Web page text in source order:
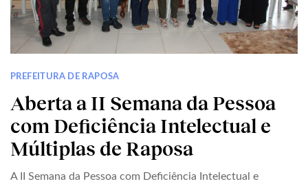
PREFEITURA DE RAPOSA
Aberta a II Semana da Pessoa
com Deficiência Intelectual e
Múltiplas de Raposa
A II Semana da Pessoa com Deficiência Intelectual e